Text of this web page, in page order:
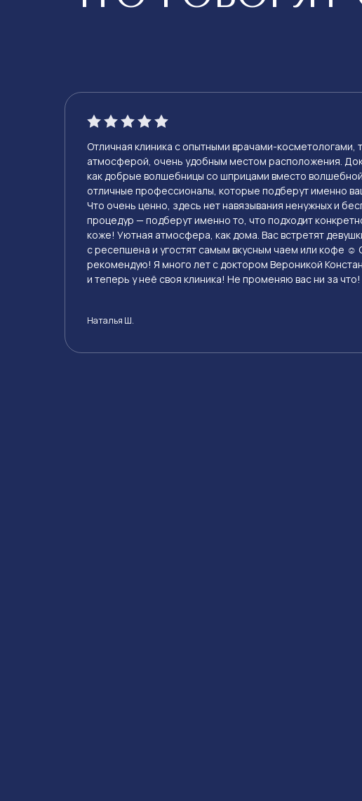
Отличная клиника с опытными врачами-косметологами,
атмосферой, очень удобным местом расположения.
как добрые волшебницы со шприцами вместо
отличные профессионалы, которые подберут именно
Что очень ценно, здесь нет навязывания ненужных и
процедур — подберут именно то, что подходит
коже! Уютная атмосфера, как дома. Вас встретят
с ресепшена и угостят самым вкусным чаем или кофе ☺️
рекомендую! Я много лет с доктором Вероникой
и теперь у неё своя клиника! Не променяю вас ни за
Наталья Ш.